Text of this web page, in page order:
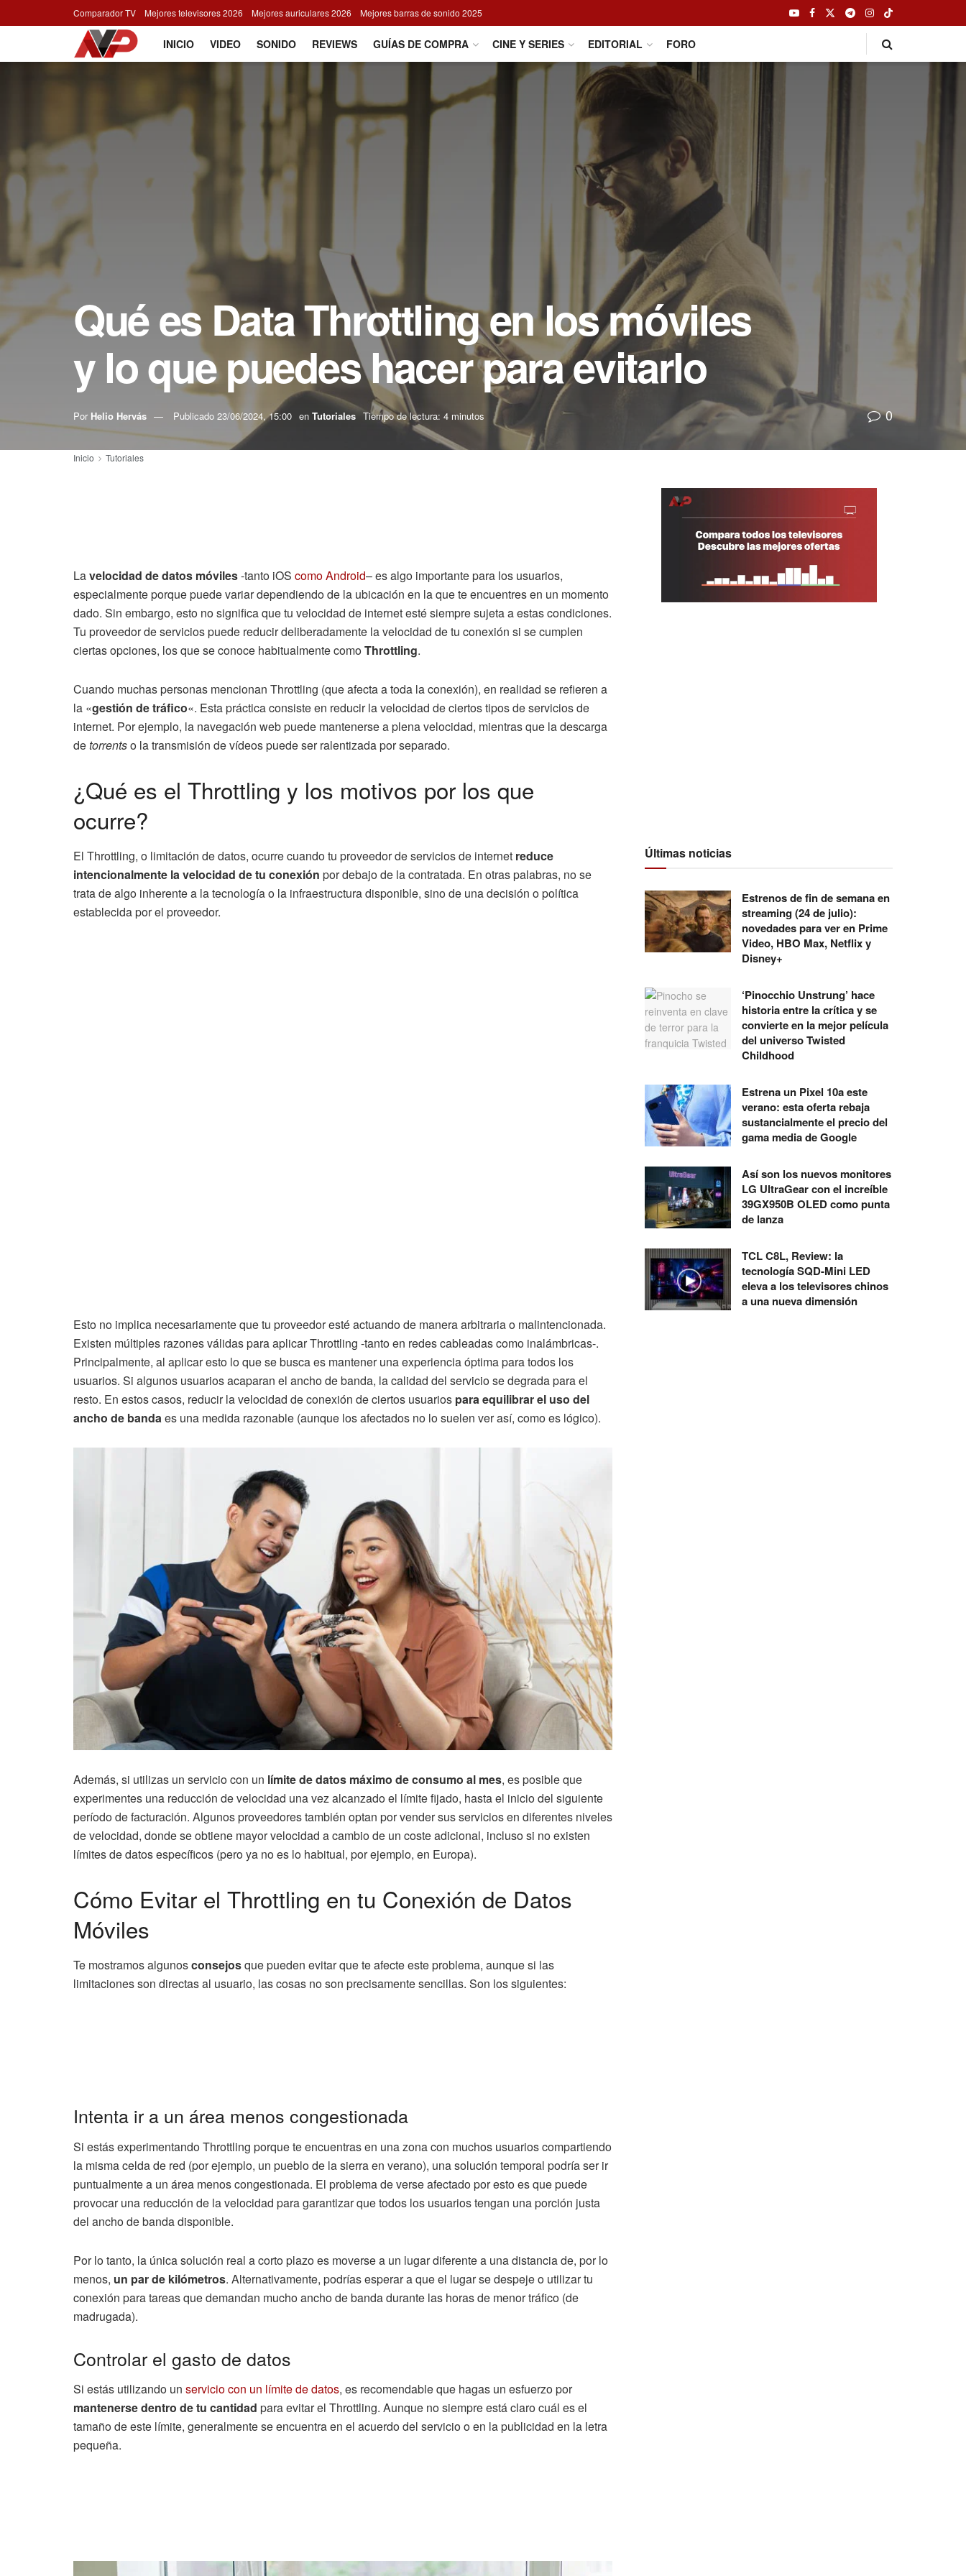
Comparador TV Mejores televisores 2026 Mejores auriculares 2026 Mejores barras de sonido 2025
INICIO VIDEO SONIDO REVIEWS GUÍAS DE COMPRA CINE Y SERIES EDITORIAL FORO
Qué es Data Throttling en los móviles
y lo que puedes hacer para evitarlo
Por Helio Hervás Publicado 23/06/2024, 15:00 en Tutoriales Tiempo de lectura: 4 minutos 0
Inicio Tutoriales
Lavelocidad de datos móviles-tanto iOS como Android– es algo importante para los usuarios,
especialmente porque puede variar dependiendo de la ubicación en la que te encuentres en un momento
dado. Sin embargo, esto no significa que tu velocidad de internet esté siempre sujeta a estas condiciones.
Tu proveedor de servicios puede reducir deliberadamente la velocidad de tu conexión si se cumplen
ciertas opciones, los que se conoce habitualmente comoThrottling.
Cuando muchas personas mencionan Throttling (que afecta a toda la conexión), en realidad se refieren a
la «gestión de tráfico«. Esta práctica consiste en reducir la velocidad de ciertos tipos de servicios de
internet. Por ejemplo, la navegación web puede mantenerse a plena velocidad, mientras que la descarga
detorrentso la transmisión de vídeos puede ser ralentizada por separado.
¿Qué es el Throttling y los motivos por los que
ocurre?
El Throttling, o limitación de datos, ocurre cuando tu proveedor de servicios de internet reduce
intencionalmente la velocidad de tu conexión por debajo de la contratada. En otras palabras, no se
trata de algo inherente a la tecnología o la infraestructura disponible, sino de una decisión o política
establecida por el proveedor.
Esto no implica necesariamente que tu proveedor esté actuando de manera arbitraria o malintencionada.
Existen múltiples razones válidas para aplicar Throttling -tanto en redes cableadas como inalámbricas-.
Principalmente, al aplicar esto lo que se busca es mantener una experiencia óptima para todos los
usuarios. Si algunos usuarios acaparan el ancho de banda, la calidad del servicio se degrada para el
resto. En estos casos, reducir la velocidad de conexión de ciertos usuarios para equilibrar el uso del
ancho de bandaes una medida razonable (aunque los afectados no lo suelen ver así, como es lógico).
Además, si utilizas un servicio con un límite de datos máximo de consumo al mes, es posible que
experimentes una reducción de velocidad una vez alcanzado el límite fijado, hasta el inicio del siguiente
período de facturación. Algunos proveedores también optan por vender sus servicios en diferentes niveles
de velocidad, donde se obtiene mayor velocidad a cambio de un coste adicional, incluso si no existen
límites de datos específicos (pero ya no es lo habitual, por ejemplo, en Europa).
Cómo Evitar el Throttling en tu Conexión de Datos
Móviles
Te mostramos algunosconsejosque pueden evitar que te afecte este problema, aunque si las
limitaciones son directas al usuario, las cosas no son precisamente sencillas. Son los siguientes:
Intenta ir a un área menos congestionada
Si estás experimentando Throttling porque te encuentras en una zona con muchos usuarios compartiendo
la misma celda de red (por ejemplo, un pueblo de la sierra en verano), una solución temporal podría ser ir
puntualmente a un área menos congestionada. El problema de verse afectado por esto es que puede
provocar una reducción de la velocidad para garantizar que todos los usuarios tengan una porción justa
del ancho de banda disponible.
Por lo tanto, la única solución real a corto plazo es moverse a un lugar diferente a una distancia de, por lo
menos, un par de kilómetros. Alternativamente, podrías esperar a que el lugar se despeje o utilizar tu
conexión para tareas que demandan mucho ancho de banda durante las horas de menor tráfico (de
madrugada).
Controlar el gasto de datos
Si estás utilizando un servicio con un límite de datos, es recomendable que hagas un esfuerzo por
mantenerse dentro de tu cantidad para evitar el Throttling. Aunque no siempre está claro cuál es el
tamaño de este límite, generalmente se encuentra en el acuerdo del servicio o en la publicidad en la letra
pequeña.
Últimas noticias
Estrenos de fin de semana en
streaming (24 de julio):
novedades para ver en Prime
Video, HBO Max, Netflix y
Disney+
‘Pinocchio Unstrung’ hace
historia entre la crítica y se
convierte en la mejor película
del universo Twisted
Childhood
Estrena un Pixel 10a este
verano: esta oferta rebaja
sustancialmente el precio del
gama media de Google
Así son los nuevos monitores
LG UltraGear con el increíble
39GX950B OLED como punta
de lanza
TCL C8L, Review: la
tecnología SQD-Mini LED
eleva a los televisores chinos
a una nueva dimensión